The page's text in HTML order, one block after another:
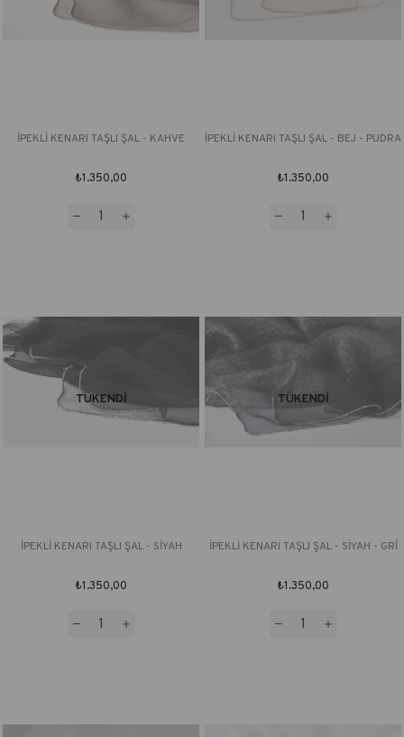
İPEKLİ KENARI TAŞLI ŞAL - KAHVE
₺1.350,00
İPEKLİ KENARI TAŞLI ŞAL - BEJ - PUDRA
₺1.350,00
TÜKENDI
İPEKLİ KENARI TAŞLI ŞAL - SİYAH
₺1.350,00
TÜKENDI
İPEKLİ KENARI TAŞLI ŞAL - SİYAH - GRİ
₺1.350,00